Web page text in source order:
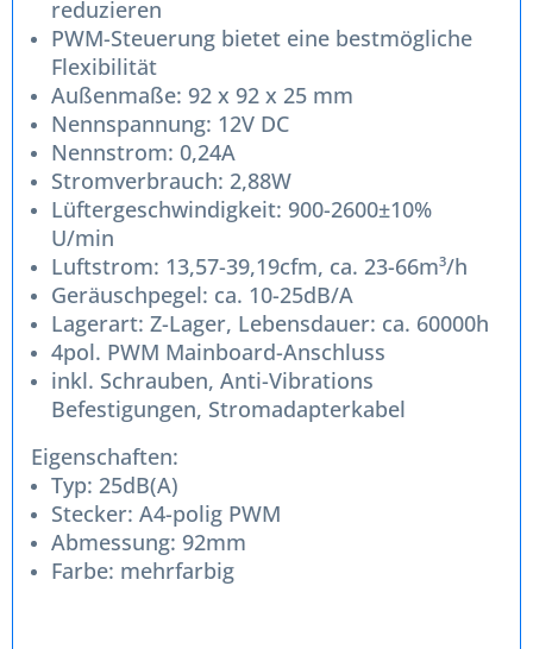
reduzieren
PWM-Steuerung bietet eine bestmögliche
Flexibilität
Außenmaße: 92 x 92 x 25 mm
Nennspannung: 12V DC
Nennstrom: 0,24A
Stromverbrauch: 2,88W
Lüftergeschwindigkeit: 900-2600±10%
U/min
Luftstrom: 13,57-39,19cfm, ca. 23-66m³/h
Geräuschpegel: ca. 10-25dB/A
Lagerart: Z-Lager, Lebensdauer: ca. 60000h
4pol. PWM Mainboard-Anschluss
inkl. Schrauben, Anti-Vibrations
Befestigungen, Stromadapterkabel
Eigenschaften:
Typ: 25dB(A)
Stecker: A4-polig PWM
Abmessung: 92mm
Farbe: mehrfarbig